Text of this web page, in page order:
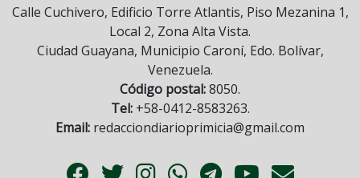
Calle Cuchivero, Edificio Torre Atlantis, Piso Mezanina 1,
Local 2, Zona Alta Vista.
Ciudad Guayana, Municipio Caroní, Edo. Bolívar,
Venezuela.
Código postal:8050.
Tel:+58-0412-8583263.
Email: redacciondiarioprimicia@gmail.com